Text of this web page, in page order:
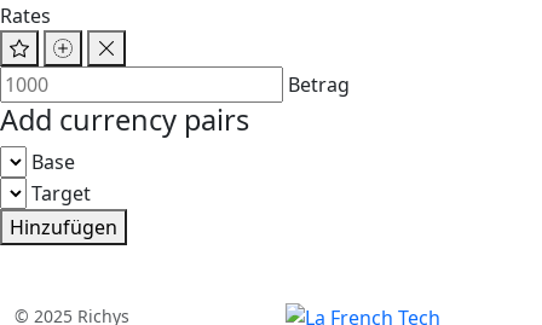
Rates
Betrag
Add currency pairs
Base
Target
Hinzufügen
© 2025 Richys